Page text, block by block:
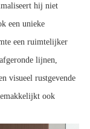
hij niet
een unieke
een ruimtelijker
lijnen,
visueel rustgevende
ook